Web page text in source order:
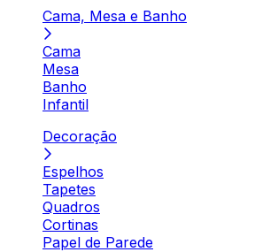
Cama, Mesa e Banho
Cama
Mesa
Banho
Infantil
Decoração
Espelhos
Tapetes
Quadros
Cortinas
Papel de Parede